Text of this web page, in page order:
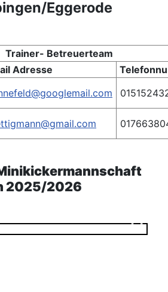
Eggerode
Trainer- Betreuerteam
Adresse
2025/2026